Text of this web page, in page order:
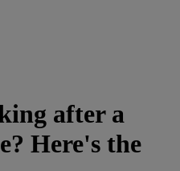
after a
Here's the